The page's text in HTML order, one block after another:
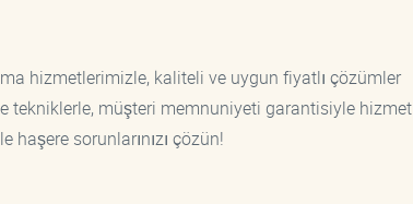
hizmetlerimizle, kaliteli ve uygun fiyatlı çözümler
tekniklerle, müşteri memnuniyeti garantisiyle hizmet
haşere sorunlarınızı çözün!